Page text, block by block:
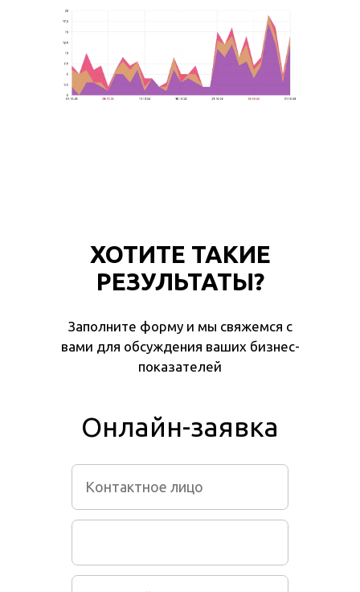
ХОТИТЕ ТАКИЕ
РЕЗУЛЬТАТЫ?
Заполните форму и мы свяжемся с
вами для обсуждения ваших бизнес-
показателей
Онлайн-заявка